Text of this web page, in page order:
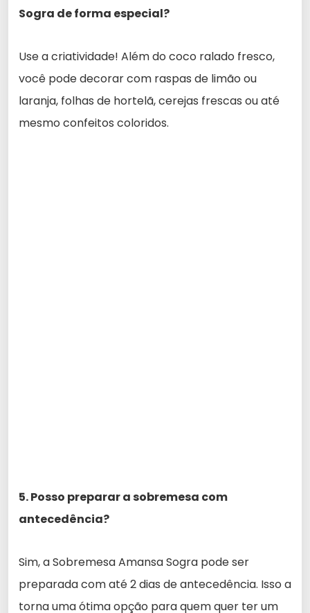
Sogra de forma especial?
Use a criatividade! Além do coco ralado fresco,
você pode decorar com raspas de limão ou
laranja, folhas de hortelã, cerejas frescas ou até
mesmo confeitos coloridos.
5. Posso preparar a sobremesa com
antecedência?
Sim, a Sobremesa Amansa Sogra pode ser
preparada com até 2 dias de antecedência. Isso a
torna uma ótima opção para quem quer ter um